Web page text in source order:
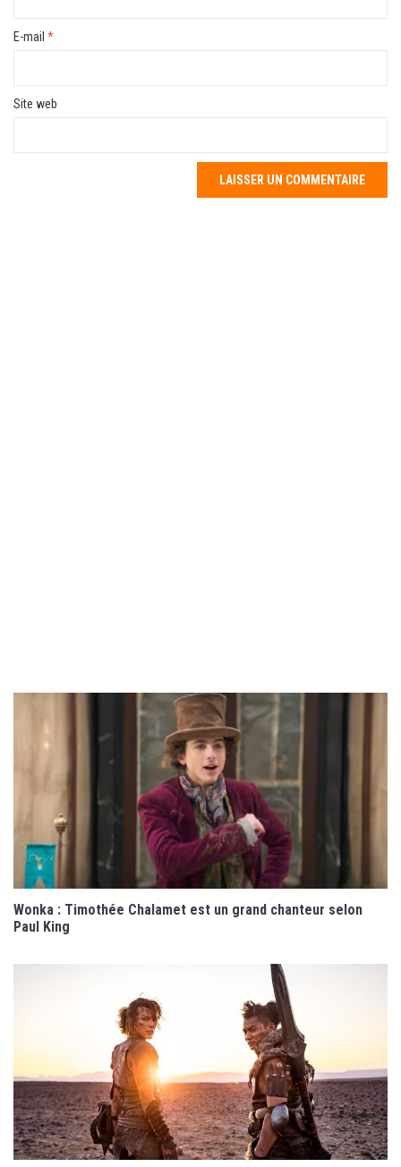
E-mail *
Site web
Wonka : Timothée Chalamet est un grand chanteur selon
Paul King